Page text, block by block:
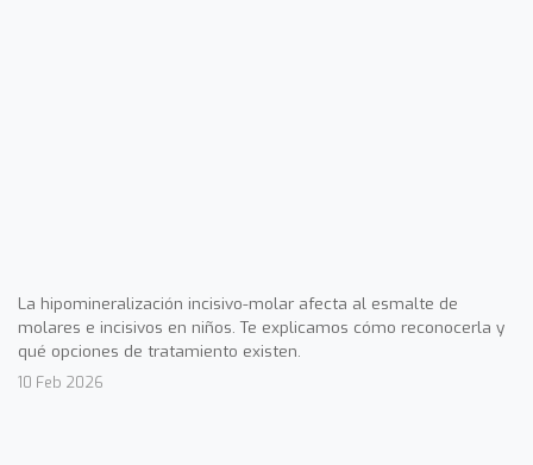
La hipomineralización incisivo-molar afecta al esmalte de
molares e incisivos en niños. Te explicamos cómo reconocerla y
qué opciones de tratamiento existen.
10 Feb 2026